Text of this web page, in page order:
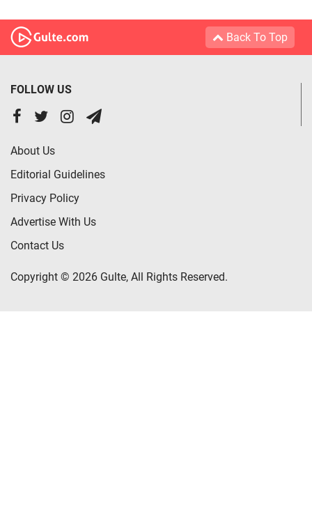
Back To Top
FOLLOW US
About Us
Editorial Guidelines
Privacy Policy
Advertise With Us
Contact Us
Copyright © 2026 Gulte, All Rights Reserved.